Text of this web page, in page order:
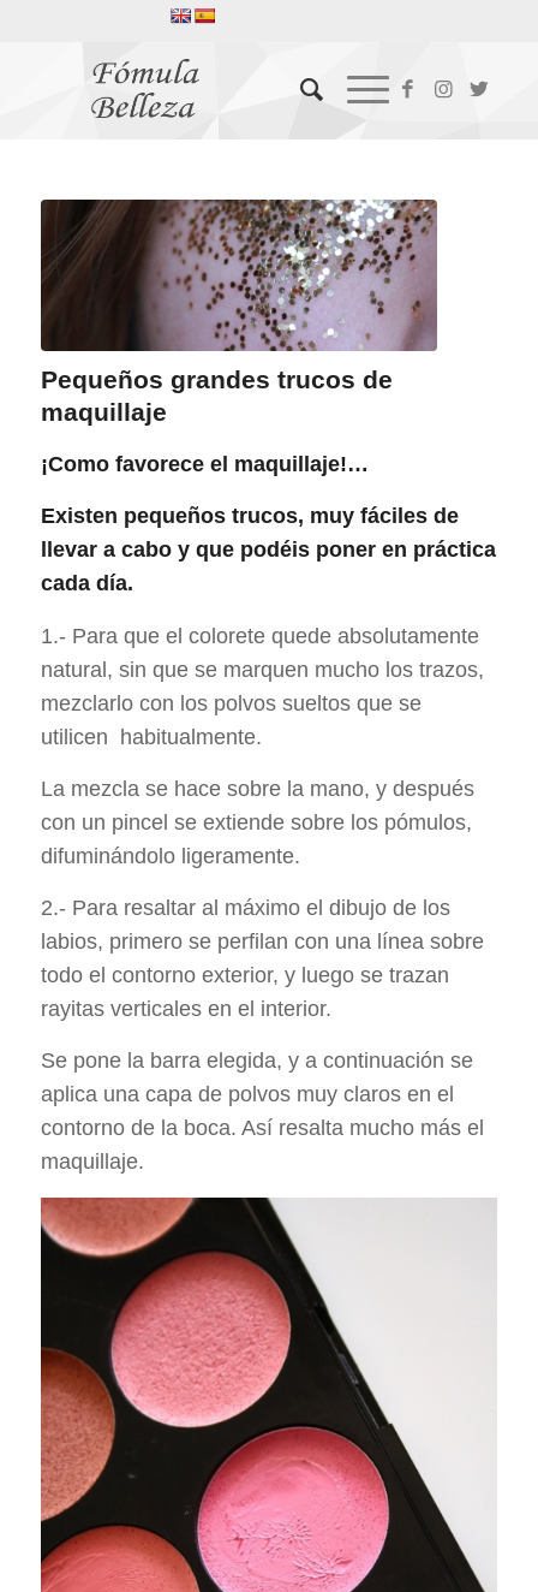
Pequeños grandes trucos de
maquillaje
¡Como favorece el maquillaje!…
Existen pequeños trucos, muy fáciles de
llevar a cabo y que podéis poner en práctica
cada día.
1.- Para que el colorete quede absolutamente
natural, sin que se marquen mucho los trazos,
mezclarlo con los polvos sueltos que se
utilicen habitualmente.
La mezcla se hace sobre la mano, y después
con un pincel se extiende sobre los pómulos,
difuminándolo ligeramente.
2.- Para resaltar al máximo el dibujo de los
labios, primero se perfilan con una línea sobre
todo el contorno exterior, y luego se trazan
rayitas verticales en el interior.
Se pone la barra elegida, y a continuación se
aplica una capa de polvos muy claros en el
contorno de la boca. Así resalta mucho más el
maquillaje.